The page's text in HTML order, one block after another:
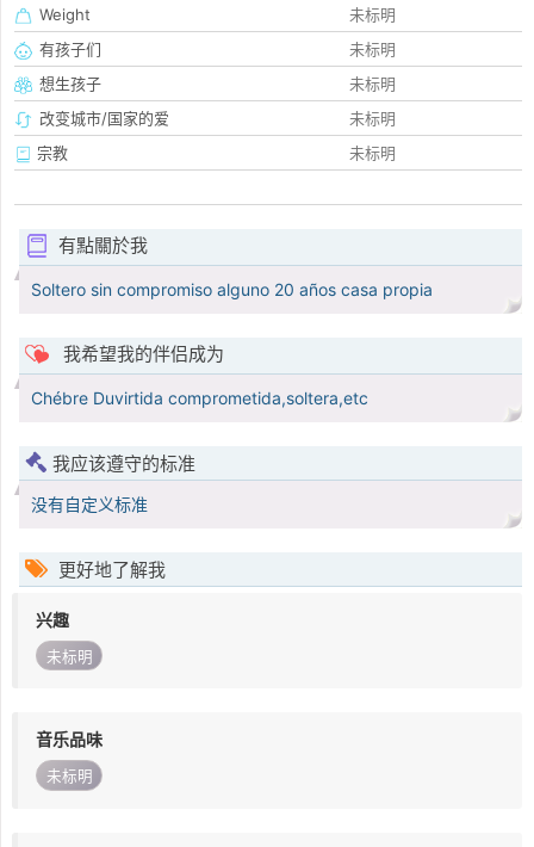
Weight
未标明
有孩子们
未标明
想生孩子
未标明
改变城市/国家的爱
未标明
宗教
未标明
有點關於我
Soltero sin compromiso alguno 20 años casa propia
我希望我的伴侣成为
Chébre Duvirtida comprometida,soltera,etc
我应该遵守的标准
没有自定义标准
更好地了解我
兴趣
未标明
音乐品味
未标明